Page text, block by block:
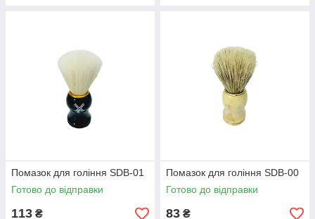
Помазок для гоління SDB-01
Готово до відправки
113 ₴
Помазок для гоління SDB-00
Готово до відправки
83 ₴